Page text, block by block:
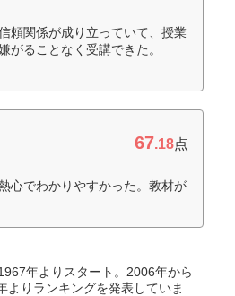
頼関係が成り立っていて、授業
がることなく受講できた。
67.18点
心でわかりやすかった。教材が
年よりスタート。2006年から
りランキングを発表していま